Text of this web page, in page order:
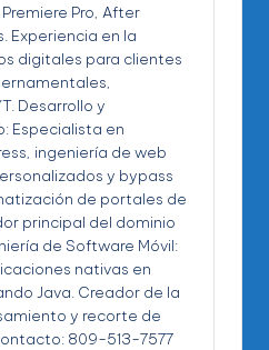
Pro, After
Experiencia en la
digitales para clientes
Desarrollo y
Especialista en
ingeniería de web
y bypass
de portales de
principal del dominio
de Software Móvil:
nativas en
Java. Creador de la
y recorte de
809-513-7577